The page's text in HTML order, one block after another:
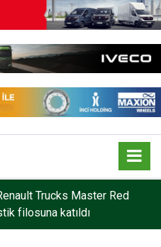
Trucks Master Red
filosuna katıldı
Gümrüğüne Bağlı
Hizmet Veriyor